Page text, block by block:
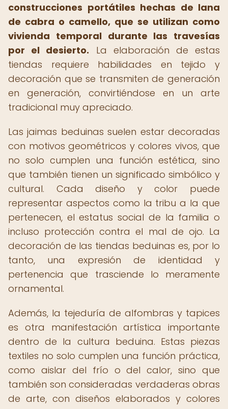
construcciones portátiles hechas de lana
de cabra o camello, que se utilizan como
vivienda temporal durante las travesías
por el desierto. La elaboración de estas
tiendas requiere habilidades en tejido y
decoración que se transmiten de generación
en generación, convirtiéndose en un arte
tradicional muy apreciado.
Las jaimas beduinas suelen estar decoradas
con motivos geométricos y colores vivos, que
no solo cumplen una función estética, sino
que también tienen un significado simbólico y
cultural. Cada diseño y color puede
representar aspectos como la tribu a la que
pertenecen, el estatus social de la familia o
incluso protección contra el mal de ojo. La
decoración de las tiendas beduinas es, por lo
tanto, una expresión de identidad y
pertenencia que trasciende lo meramente
ornamental.
Además, la tejeduría de alfombras y tapices
es otra manifestación artística importante
dentro de la cultura beduina. Estas piezas
textiles no solo cumplen una función práctica,
como aislar del frío o del calor, sino que
también son consideradas verdaderas obras
de arte, con diseños elaborados y colores